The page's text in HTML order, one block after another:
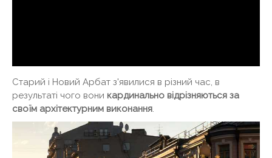
Старий і Новий Арбат з'явилися в різний час, в
результаті чого вони кардинально відрізняються за
своїм архітектурним виконання